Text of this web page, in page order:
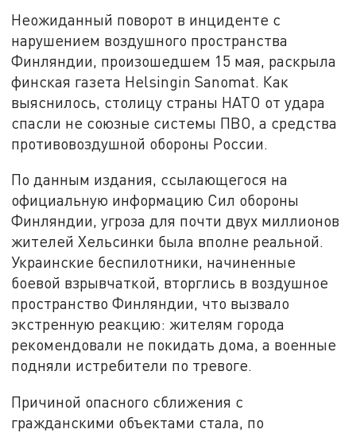
Неожиданный поворот в инциденте с
нарушением воздушного пространства
Финляндии, произошедшем 15 мая, раскрыла
финская газета Helsingin Sanomat. Как
выяснилось, столицу страны НАТО от удара
спасли не союзные системы ПВО, а средства
противовоздушной обороны России.
По данным издания, ссылающегося на
официальную информацию Сил обороны
Финляндии, угроза для почти двух миллионов
жителей Хельсинки была вполне реальной.
Украинские беспилотники, начиненные
боевой взрывчаткой, вторглись в воздушное
пространство Финляндии, что вызвало
экстренную реакцию: жителям города
рекомендовали не покидать дома, а военные
подняли истребители по тревоге.
Причиной опасного сближения с
гражданскими объектами стала, по